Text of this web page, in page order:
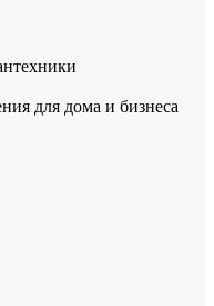
для дома и бизнеса